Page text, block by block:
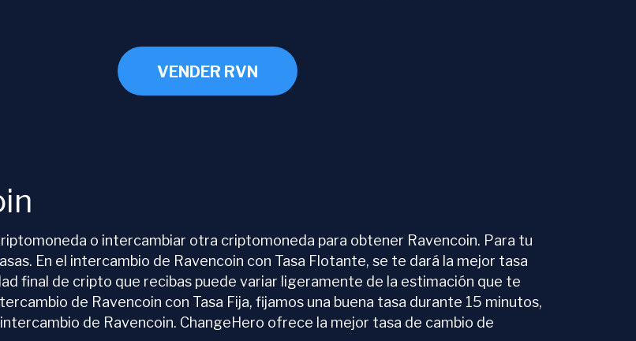
VENDER RVN
o intercambiar otra criptomoneda para obtener Ravencoin. Para tu
En el intercambio de Ravencoin con Tasa Flotante, se te dará la mejor tasa
final de cripto que recibas puede variar ligeramente de la estimación que te
de Ravencoin con Tasa Fija, fijamos una buena tasa durante 15 minutos,
de Ravencoin. ChangeHero ofrece la mejor tasa de cambio de